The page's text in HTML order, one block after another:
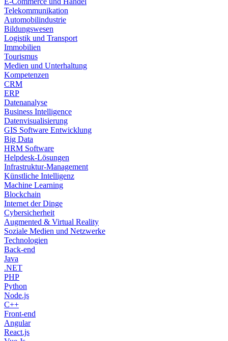
Telekommunikation
Automobilindustrie
Bildungswesen
Logistik und Transport
Immobilien
Tourismus
Medien und Unterhaltung
Kompetenzen
CRM
ERP
Datenanalyse
Business Intelligence
Datenvisualisierung
GIS Software Entwicklung
Big Data
HRM Software
Helpdesk-Lösungen
Infrastruktur-Management
Künstliche Intelligenz
Machine Learning
Blockchain
Internet der Dinge
Cybersicherheit
Augmented & Virtual Reality
Soziale Medien und Netzwerke
Technologien
Back-end
Java
.NET
PHP
Python
Node.js
C++
Front-end
Angular
React.js